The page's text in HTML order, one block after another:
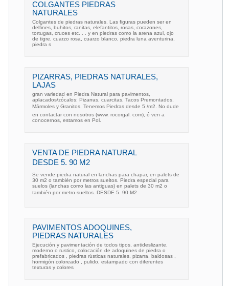
COLGANTES PIEDRAS
NATURALES
Colgantes de piedras naturales. Las figuras pueden ser en
delfines, buhitos, ranitas, elefantitos, rosas, corazones,
tortugas, cruces etc. . . y en piedras como la arena azul, ojo
de tigre, cuarzo rosa, cuarzo blanco, piedra luna aventurina,
piedra s
PIZARRAS, PIEDRAS NATURALES,
LAJAS
gran variedad en Piedra Natural para pavimentos,
aplacados/zócalos: Pizarras, cuarcitas, Tacos Premontados,
Mármoles y Granitos. Tenemos Piedras desde 5 /m2. No dude
en contactar con nosotros (www. rocorgal. com), ó ven a
conocernos, estamos en Pol.
VENTA DE PIEDRA NATURAL
DESDE 5. 90 M2
Se vende piedra natural en lanchas para chapar, en palets de
30 m2 o también por metros sueltos. Piedra especial para
suelos (lanchas como las antiguas) en palets de 30 m2 o
también por metro sueltos. DESDE 5. 90 M2
PAVIMENTOS ADOQUINES,
PIEDRAS NATURALES
Ejecución y pavimentación de todos tipos, antideslizante,
moderno o rustico, colocación de adoquines de piedra o
prefabricados , piedras rústicas naturales, pizarra, baldosas ,
hormigón coloreado , pulido, estampado con diferentes
texturas y colores